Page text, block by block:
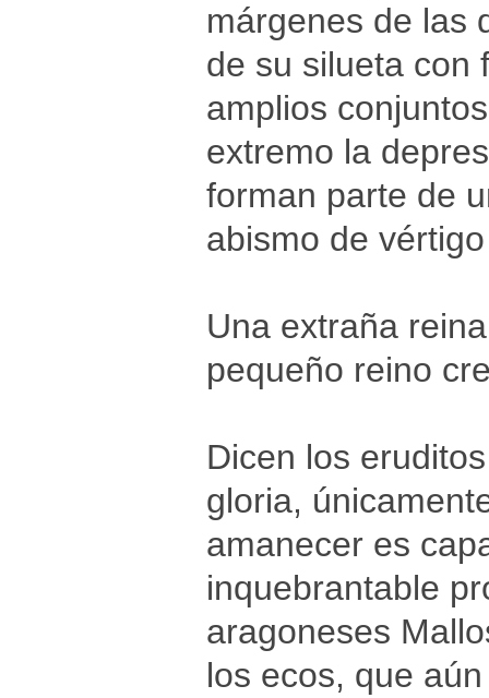
márgenes de las
de su silueta con
amplios
extremo la
forman parte de
abismo de
Una extraña
pequeño reino
Dicen los
gloria,
amanecer es
inquebrantable
aragoneses
los ecos, que